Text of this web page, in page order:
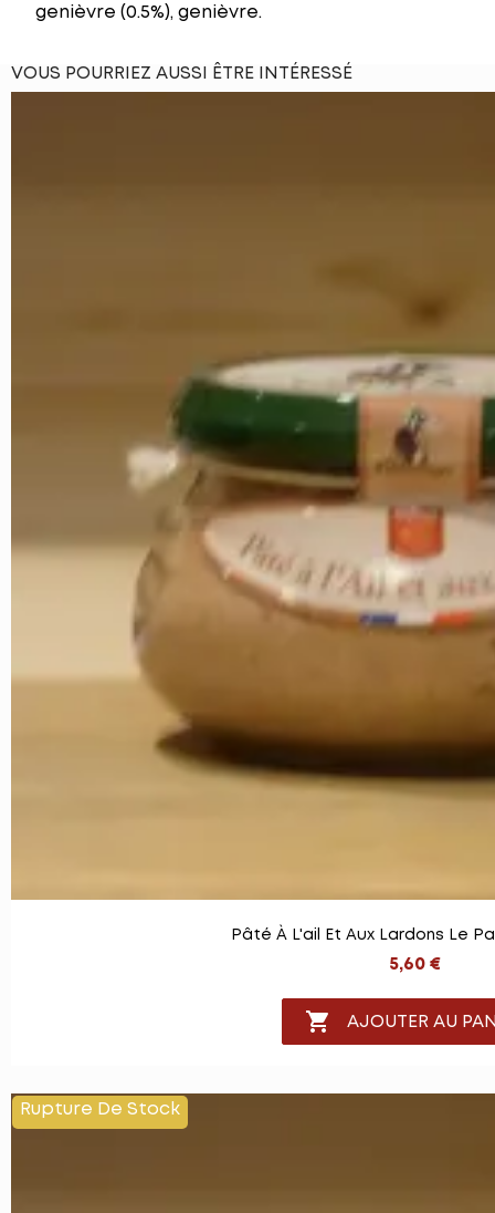
genièvre (0.5%), genièvre.
VOUS POURRIEZ AUSSI ÊTRE INTÉRESSÉ
Pâté À L'ail Et Aux Lardons Le
5,60 €
 AJOUTER AU
Rupture De Stock